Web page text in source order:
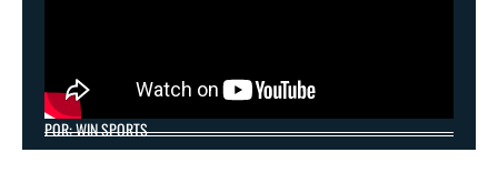
POR: WIN SPORTS